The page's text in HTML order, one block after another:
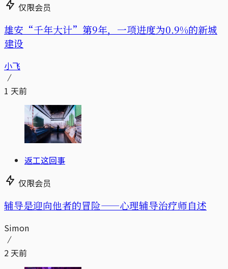
仅限会员
雄安“千年大计”第9年，一项进度为0.9%的新城
建设
小飞
1 天前
返工这回事
仅限会员
辅导是迎向他者的冒险——心理辅导治疗师自述
Simon
2 天前